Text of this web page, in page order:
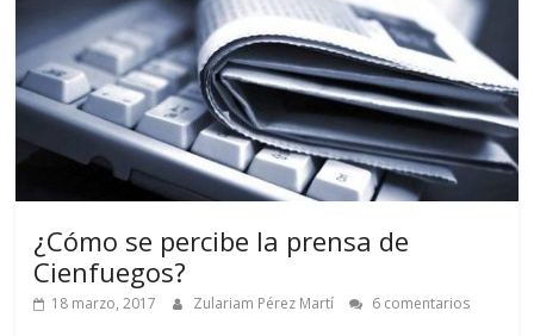
¿Cómo se percibe la prensa de
Cienfuegos?
18 marzo, 2017 Zulariam Pérez Martí 6 comentarios